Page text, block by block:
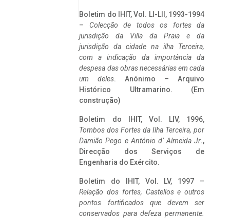
Boletim do IHIT, Vol. LI-LII, 1993-1994
– Colecção de todos os fortes da
jurisdição da Villa da Praia e da
jurisdição da cidade na ilha Terceira,
com a indicação da importância da
despesa das obras necessárias em cada
um deles. Anónimo – Arquivo
Histórico Ultramarino. (Em
construção)
Boletim do IHIT, Vol. LIV, 1996,
Tombos dos Fortes da Ilha Terceira, por
Damião Pego e António d’ Almeida Jr.,
Direcção dos Serviços de
Engenharia do Exército.
Boletim do IHIT, Vol. LV, 1997 –
Relação dos fortes, Castellos e outros
pontos fortificados que devem ser
conservados para defeza permanente.